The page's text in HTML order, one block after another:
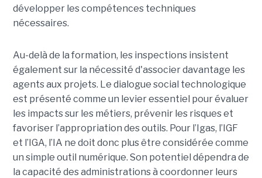
développer les compétences techniques
nécessaires.
Au-delà de la formation, les inspections insistent
également sur la nécessité d'associer davantage les
agents aux projets. Le dialogue social technologique
est présenté comme un levier essentiel pour évaluer
les impacts sur les métiers, prévenir les risques et
favoriser l’appropriation des outils. Pour l’Igas, l’IGF
et l’IGA, l’IA ne doit donc plus être considérée comme
un simple outil numérique. Son potentiel dépendra de
la capacité des administrations à coordonner leurs